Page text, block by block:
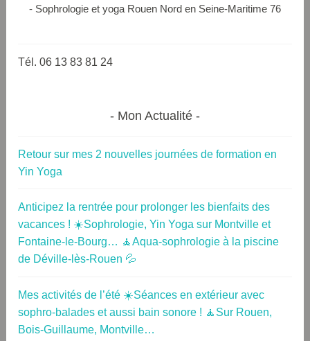
- Sophrologie et yoga Rouen Nord en Seine-Maritime 76
Tél. 06 13 83 81 24
Mon Actualité
Retour sur mes 2 nouvelles journées de formation en
Yin Yoga
Anticipez la rentrée pour prolonger les bienfaits des
vacances ! ☀️Sophrologie, Yin Yoga sur Montville et
Fontaine-le-Bourg… 🧘Aqua-sophrologie à la piscine
de Déville-lès-Rouen 💦
Mes activités de l’été ☀️Séances en extérieur avec
sophro-balades et aussi bain sonore ! 🧘Sur Rouen,
Bois-Guillaume, Montville…